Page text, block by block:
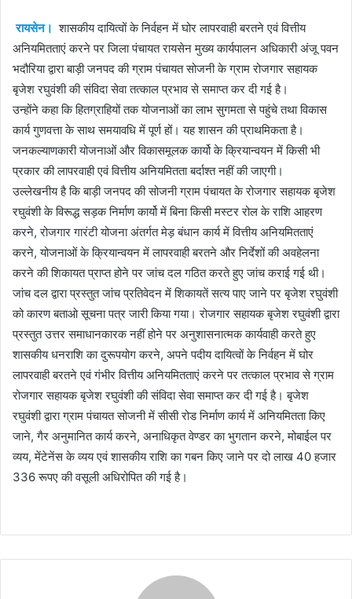
रायसेन। शासकीय दायित्वों के निर्वहन में घोर लापरवाही बरतने एवं वित्तीय
अनियमितताएं करने पर जिला पंचायत रायसेन मुख्य कार्यपालन अधिकारी अंजू पवन
भदौरिया द्वारा बाड़ी जनपद की ग्राम पंचायत सोजनी के ग्राम रोजगार सहायक
बृजेश रघुवंशी की संविदा सेवा तत्काल प्रभाव से समाप्त कर दी गई है।
उन्होंने कहा कि हितग्राहियों तक योजनाओं का लाभ सुगमता से पहुंचे तथा विकास
कार्य गुणवत्ता के साथ समयावधि में पूर्ण हों। यह शासन की प्राथमिकता है।
जनकल्याणकारी योजनाओं और विकासमूलक कार्यो के क्रियान्वयन में किसी भी
प्रकार की लापरवाही एवं वित्तीय अनियमितता बर्दाश्त नहीं की जाएगी।
उल्लेखनीय है कि बाड़ी जनपद की सोजनी ग्राम पंचायत के रोजगार सहायक बृजेश
रघुवंशी के विरूद्ध सड़क निर्माण कार्यो में बिना किसी मस्टर रोल के राशि आहरण
करने, रोजगार गारंटी योजना अंतर्गत मेड़ बंधान कार्य में वित्तीय अनियमितताएं
करने, योजनाओं के क्रियान्वयन में लापरवाही बरतने और निर्देशों की अवहेलना
करने की शिकायत प्राप्त होने पर जांच दल गठित करते हुए जांच कराई गई थी।
जांच दल द्वारा प्रस्तुत जांच प्रतिवेदन में शिकायतें सत्य पाए जाने पर बृजेश रघुवंशी
को कारण बताओ सूचना पत्र जारी किया गया। रोजगार सहायक बृजेश रघुवंशी द्वारा
प्रस्तुत उत्तर समाधानकारक नहीं होने पर अनुशासनात्मक कार्यवाही करते हुए
शासकीय धनराशि का दुरूपयोग करने, अपने पदीय दायित्वों के निर्वहन में घोर
लापरवाही बरतने एवं गंभीर वित्तीय अनियमितताएं करने पर तत्काल प्रभाव से ग्राम
रोजगार सहायक बृजेश रघुवंशी की संविदा सेवा समाप्त कर दी गई है। बृजेश
रघुवंशी द्वारा ग्राम पंचायत सोजनी में सीसी रोड निर्माण कार्य में अनियमितता किए
जाने, गैर अनुमानित कार्य करने, अनाधिकृत वेण्डर का भुगतान करने, मोबाईल पर
व्यय, मेंटेनेंस के व्यय एवं शासकीय राशि का गबन किए जाने पर दो लाख 40 हजार
336 रूपए की वसूली अधिरोपित की गई है।